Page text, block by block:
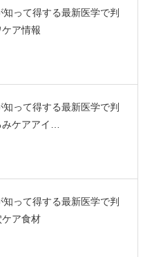
って得する最新医学で判
ア情報
って得する最新医学で判
みケアアイ…
って得する最新医学で判
ア食材